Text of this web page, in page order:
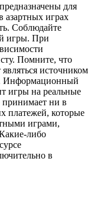
для
азартных играх
Соблюдайте
игры. При
Помните, что
источником
Информационный
игры на реальные
принимает ни в
платежей, которые
играми,
либо
в